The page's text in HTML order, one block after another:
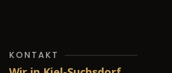
KONTAKT